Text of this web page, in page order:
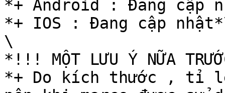
*+ Android : Đang cập
*+ IOS : Đang cập
\
*!!! MỘT LƯU Ý NỮA
*+ Do kích thước , tỉ lệ